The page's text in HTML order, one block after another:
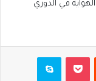
في الدوري
بوكيت سكايب